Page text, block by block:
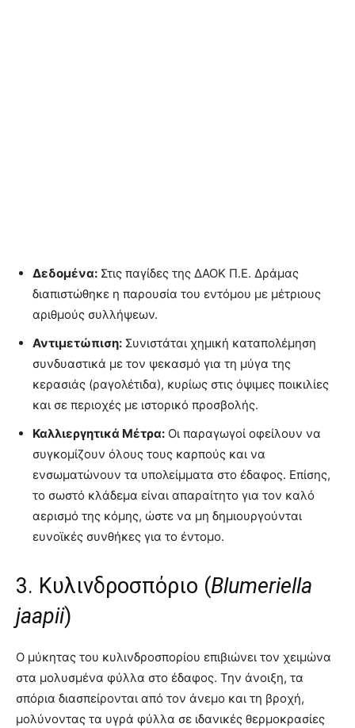
Δεδομένα: Στις παγίδες της ΔΑΟΚ Π.Ε. Δράμας
διαπιστώθηκε η παρουσία του εντόμου με μέτριους
αριθμούς συλλήψεων.
Αντιμετώπιση: Συνιστάται χημική καταπολέμηση
συνδυαστικά με τον ψεκασμό για τη μύγα της
κερασιάς (ραγολέτιδα), κυρίως στις όψιμες ποικιλίες
και σε περιοχές με ιστορικό προσβολής.
Καλλιεργητικά Μέτρα: Οι παραγωγοί οφείλουν να
συγκομίζουν όλους τους καρπούς και να
ενσωματώνουν τα υπολείμματα στο έδαφος. Επίσης,
το σωστό κλάδεμα είναι απαραίτητο για τον καλό
αερισμό της κόμης, ώστε να μη δημιουργούνται
ευνοϊκές συνθήκες για το έντομο.
3. Κυλινδροσπόριο (Blumeriella
jaapii)
Ο μύκητας του κυλινδροσπορίου επιβιώνει τον χειμώνα
στα μολυσμένα φύλλα στο έδαφος. Την άνοιξη, τα
σπόρια διασπείρονται από τον άνεμο και τη βροχή,
μολύνοντας τα υγρά φύλλα σε ιδανικές θερμοκρασίες